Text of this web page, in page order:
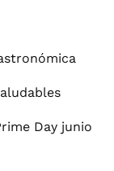
Day junio